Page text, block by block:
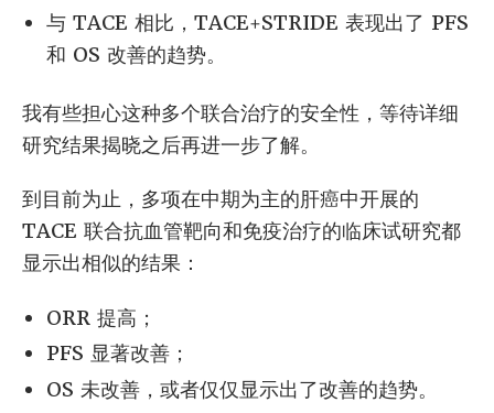
与 TACE 相比，TACE+STRIDE 表现出了 PFS
和 OS 改善的趋势。
我有些担心这种多个联合治疗的安全性，等待详细
研究结果揭晓之后再进一步了解。
到目前为止，多项在中期为主的肝癌中开展的
TACE 联合抗血管靶向和免疫治疗的临床试研究都
显示出相似的结果：
ORR 提高；
PFS 显著改善；
OS 未改善，或者仅仅显示出了改善的趋势。